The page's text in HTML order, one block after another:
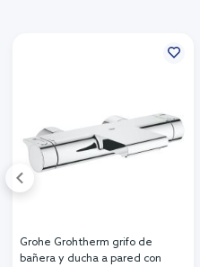
Grohe Grohtherm grifo de
bañera y ducha a pared con